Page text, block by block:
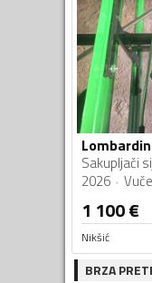
Sakupljači
2026
1 100€
Nikšić
BRZA